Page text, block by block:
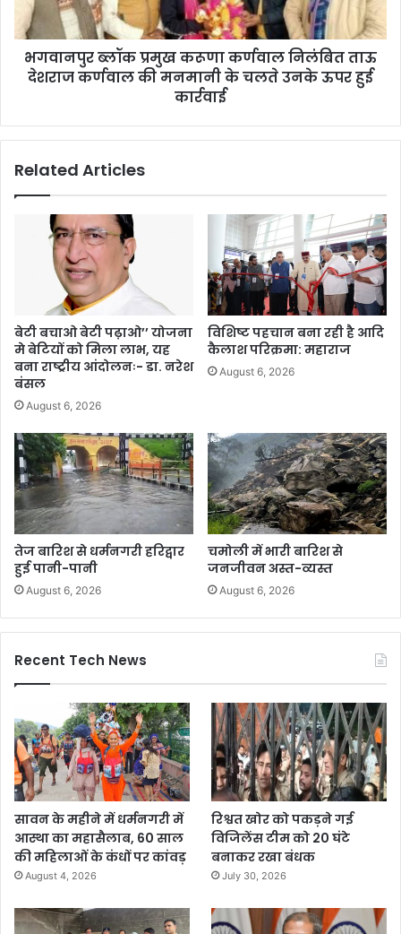
भगवानपुर ब्लॉक प्रमुख करूणा कर्णवाल निलंबित ताऊ
देशराज कर्णवाल की मनमानी के चलते उनके ऊपर हुई
कार्रवाई
Related Articles
बेटी बचाओ बेटी पढ़ाओ’’ योजना
मे बेटियों को मिला लाभ, यह
बना राष्ट्रीय आंदोलनः- डा. नरेश
बंसल
August 6, 2026
विशिष्ट पहचान बना रही है आदि
कैलाश परिक्रमा: महाराज
August 6, 2026
तेज बारिश से धर्मनगरी हरिद्वार
हुई पानी-पानी
August 6, 2026
चमोली में भारी बारिश से
जनजीवन अस्त-व्यस्त
August 6, 2026
Recent Tech News
सावन के महीने में धर्मनगरी में
आस्था का महासैलाब, 60 साल
की महिलाओं के कंधों पर कांवड़
August 4, 2026
रिश्वत खोर को पकड़ने गई
विजिलेंस टीम को 20 घंटे
बनाकर रखा बंधक
July 30, 2026